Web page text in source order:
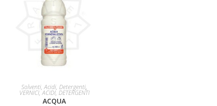
LEGGI TUTTO
Solventi, Acidi, Detergenti,
VERNICI, ACIDI, DETERGENTI
ACQUA